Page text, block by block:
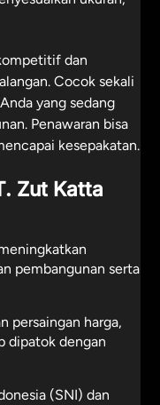
dan
Cocok sekali
yang sedang
Penawaran bisa
kesepakatan.
Zut Katta
pembangunan serta
persaingan harga,
dipatok dengan
(SNI) dan